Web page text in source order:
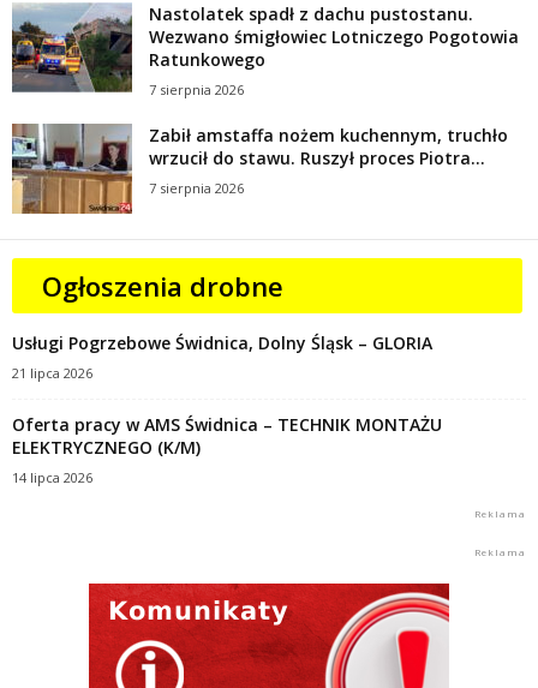
Nastolatek spadł z dachu pustostanu.
Wezwano śmigłowiec Lotniczego Pogotowia
Ratunkowego
7 sierpnia 2026
Zabił amstaffa nożem kuchennym, truchło
wrzucił do stawu. Ruszył proces Piotra...
7 sierpnia 2026
Ogłoszenia drobne
Usługi Pogrzebowe Świdnica, Dolny Śląsk – GLORIA
21 lipca 2026
Oferta pracy w AMS Świdnica – TECHNIK MONTAŻU
ELEKTRYCZNEGO (K/M)
14 lipca 2026